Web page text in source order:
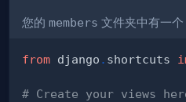
您的 members 文件夹中有一个
from django . shortcuts
# Create your views